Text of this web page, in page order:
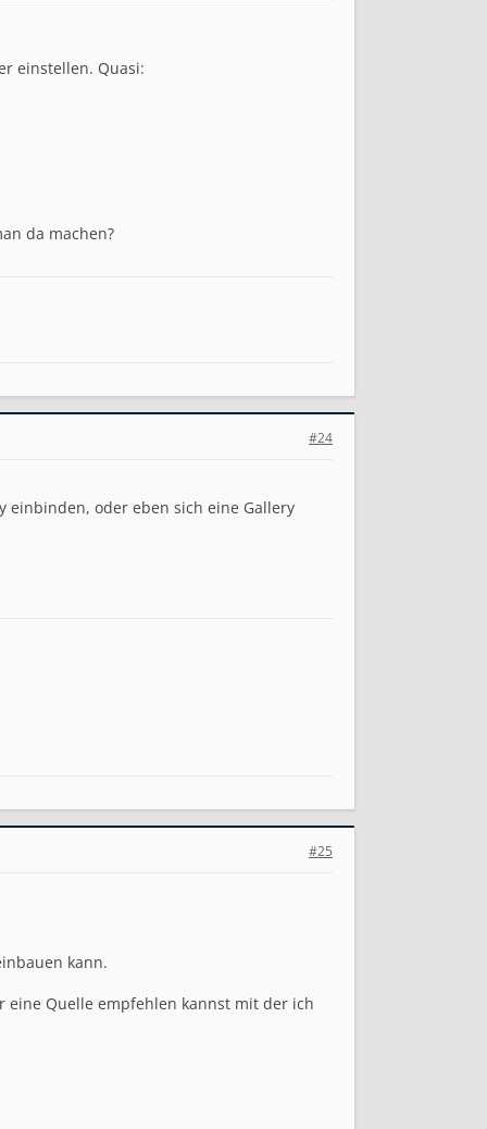
einstellen. Quasi:
da machen?
#24
einbinden, oder eben sich eine Gallery
#25
kann.
eine Quelle empfehlen kannst mit der ich